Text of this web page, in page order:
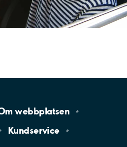
webbplatsen
Kundservice